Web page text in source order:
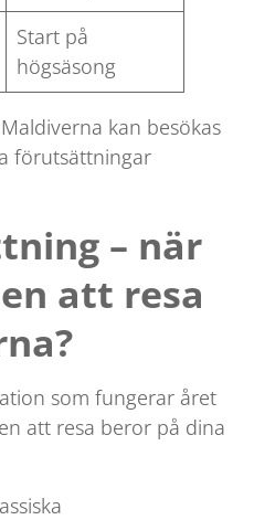
Start på
högsäsong
kan besökas
förutsättningar
– när
att resa
som fungerar året
att resa beror på dina